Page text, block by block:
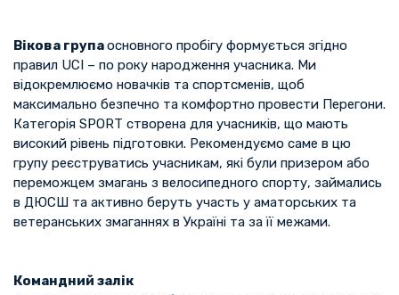
Вікова групаосновного пробігу формується згідно
правил UCI – по року народження учасника. Ми
відокремлюємо новачків та спортсменів, щоб
максимально безпечно та комфортно провести Перегони.
Категорія SPORT створена для учасників, що мають
високий рівень підготовки. Рекомендуємо саме в цю
групу реєструватись учасникам, які були призером або
переможцем змагань з велосипедного спорту, займались
в ДЮСШ та активно беруть участь у аматорських та
ветеранських змаганнях в Україні та за її межами.
Командний залік